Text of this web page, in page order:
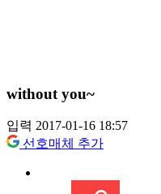
without you~
입력 2017-01-16 18:57
선호매체 추가